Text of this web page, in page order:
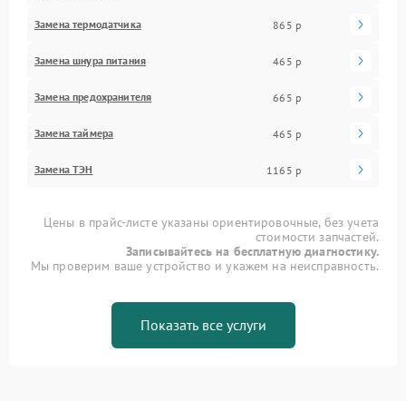
Замена термодатчика 865 р
Замена шнура питания 465 р
Замена предохранителя 665 р
Замена таймера 465 р
Замена ТЭН 1165 р
Цены в прайс-листе указаны ориентировочные, без учета
стоимости запчастей.
Записывайтесь на бесплатную диагностику.
Мы проверим ваше устройство и укажем на неисправность.
Показать все услуги